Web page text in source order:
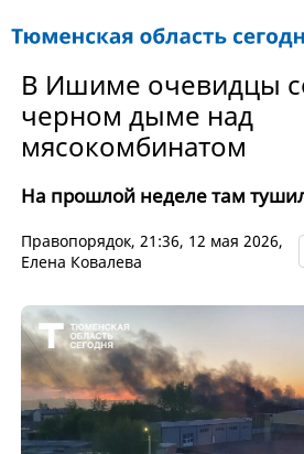
В Ишиме очевидцы
черном дыме над
мясокомбинатом
На прошлой неделе там
Правопорядок, 21:36, 12 мая 2026,
Елена Ковалева